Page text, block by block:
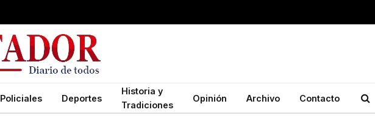
Policiales Deportes
Historia y
Tradiciones
Opinión Archivo Contacto